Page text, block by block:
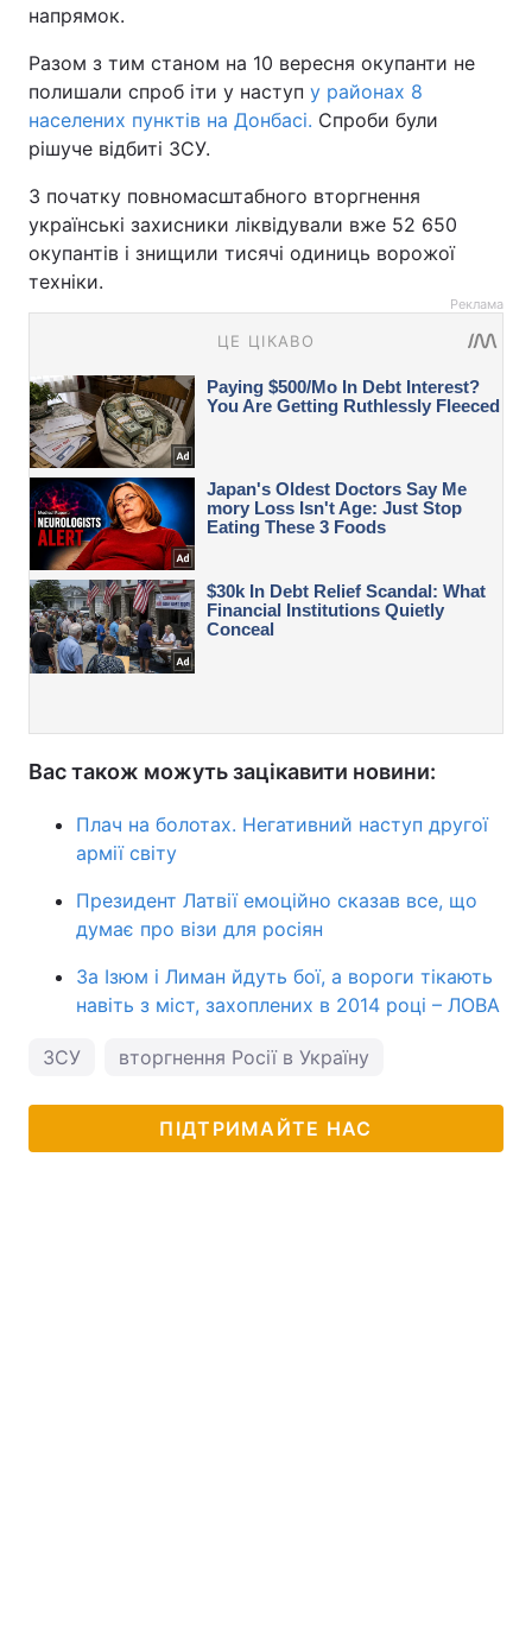
напрямок.
Разом з тим станом на 10 вересня окупанти не
полишали спроб іти у наступ у районах 8
населених пунктів на Донбасі. Спроби були
рішуче відбиті ЗСУ.
З початку повномасштабного вторгнення
українські захисники ліквідували вже 52 650
окупантів і знищили тисячі одиниць ворожої
техніки.
Реклама
Вас також можуть зацікавити новини:
Плач на болотах. Негативний наступ другої
армії світу
Президент Латвії емоційно сказав все, що
думає про візи для росіян
За Ізюм і Лиман йдуть бої, а вороги тікають
навіть з міст, захоплених в 2014 році – ЛОВА
ЗСУ вторгнення Росії в Україну
ПІДТРИМАЙТЕ НАС